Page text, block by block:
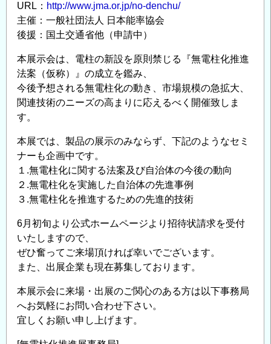
URL： http://www.jma.or.jp/no-denchu/
主催：一般社団法人 日本能率協会
後援：国土交通省他（申請中）
本展示会は、電柱の新設を原則禁じる『無電柱化推進
法案（仮称）』の成立を鑑み、
今後予想される無電柱化の動き、市場規模の急拡大、
関連技術のニーズの高まりに応えるべく開催致しま
す。
本展では、製品の展示のみならず、下記のようなセミ
ナーも企画中です。
１.無電柱化に関する法案及び自治体の今後の動向
２.無電柱化を実施した自治体の先進事例
３.無電柱化を推進するための先進的技術
6月初旬より公式ホームページより招待状請求を受付
いたしますので、
ぜひ奮ってご来場頂ければ幸いでございます。
また、出展企業も現在募集しております。
本展示会に来場・出展のご関心のある方は以下事務局
へお気軽にお問い合わせ下さい。
宜しくお願い申し上げます。